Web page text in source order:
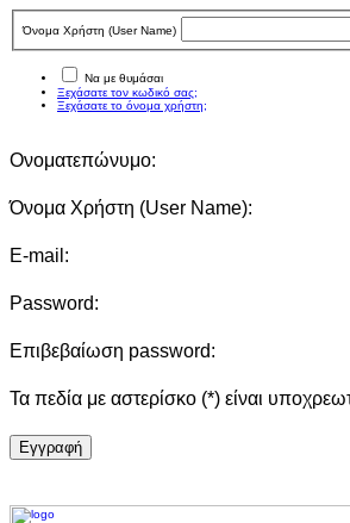
Όνομα Χρήστη (User Νame)
Να με θυμάσαι
Ξεχάσατε τον κωδικό σας;
Ξεχάσατε το όνομα χρήστη;
Ονοματεπώνυμο:
Όνομα Χρήστη (User Νame):
E-mail:
Password:
Επιβεβαίωση password:
Τα πεδία με αστερίσκο (*) είναι
Eγγραφή